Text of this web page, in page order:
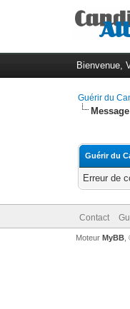
Bienvenue,
Guérir du
Guérir du
Erreur de
Contact
Moteur MyBB,